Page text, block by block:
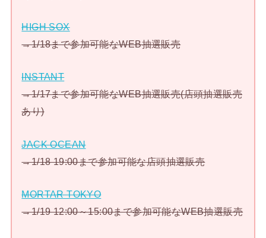
HIGH SOX
→1/18まで参加可能なWEB抽選販売
INSTANT
→1/17まで参加可能なWEB抽選販売(店頭抽選販売
あり)
JACK OCEAN
→1/18 19:00まで参加可能な店頭抽選販売
MORTAR TOKYO
→1/19 12:00～15:00まで参加可能なWEB抽選販売